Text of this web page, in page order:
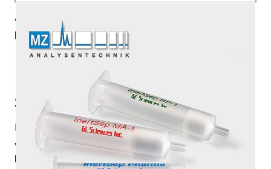
Artikelnummer:
Hersteller: GL Sciences
316,00 € | Lieferzeit:ca. 7 Tage
Exkl. 19% Steuern, exkl.Versandkosten
Verpackungseinheit:
30 Stk,
Mindestbestellmenge:1 Stück